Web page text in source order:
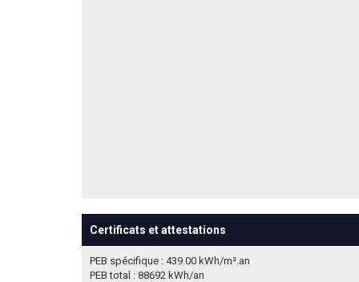
Certificats et attestations
PEB spécifique : 439.00 kWh/m².an
PEB total : 88692 kWh/an